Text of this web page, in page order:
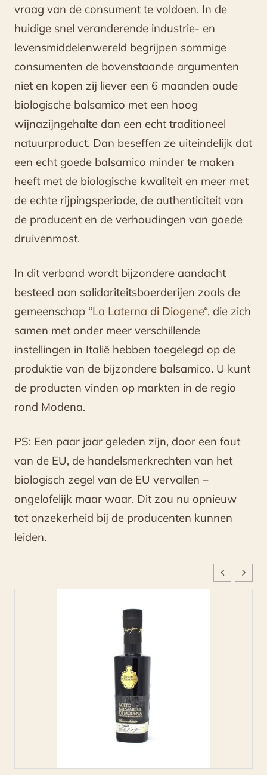
vraag van de consument te voldoen. In de
huidige snel veranderende industrie- en
levensmiddelenwereld begrijpen sommige
consumenten de bovenstaande argumenten
niet en kopen zij liever een 6 maanden oude
biologische balsamico met een hoog
wijnazijngehalte dan een echt traditioneel
natuurproduct. Dan beseffen ze uiteindelijk dat
een echt goede balsamico minder te maken
heeft met de biologische kwaliteit en meer met
de echte rijpingsperiode, de authenticiteit van
de producent en de verhoudingen van goede
druivenmost.
In dit verband wordt bijzondere aandacht
besteed aan solidariteitsboerderijen zoals de
gemeenschap “La Laterna di Diogene“, die zich
samen met onder meer verschillende
instellingen in Italië hebben toegelegd op de
produktie van de bijzondere balsamico. U kunt
de producten vinden op markten in de regio
rond Modena.
PS: Een paar jaar geleden zijn, door een fout
van de EU, de handelsmerkrechten van het
biologisch zegel van de EU vervallen –
ongelofelijk maar waar. Dit zou nu opnieuw
tot onzekerheid bij de producenten kunnen
leiden.